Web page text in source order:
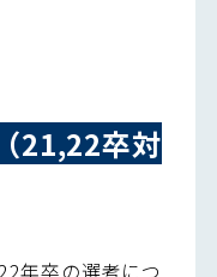
21,22卒対
年卒の選考につ